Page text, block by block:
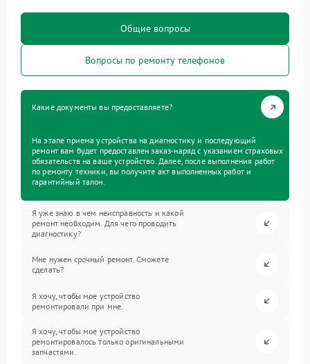
Общие вопросы
Вопросы по ремонту телефонов
Какие документы вы предоставляете?
На этапе приема устройства на диагностику и последующий
ремонт вам будет предоставлен заказ-наряд с указанием страховых
обязательств на ваше устройство. Далее, после выполнения работ
по ремонту техники, вы получите акт выполненных работ и
гарантийный талон.
Я уже знаю в чем неисправность и какой
ремонт необходим. Для чего проводить
диагностику?
Мне нужен срочный ремонт. Сможете
сделать?
Я хочу, чтобы мое устройство
ремонтировали при мне.
Я хочу, чтобы мое устройство
ремонтировалось только оригинальными
запчастями.